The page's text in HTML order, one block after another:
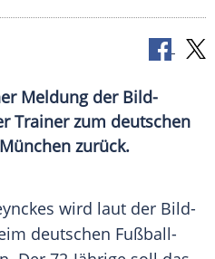
Meldung der Bild-
Trainer zum deutschen
zurück.
wird laut der Bild-
deutschen Fußball-